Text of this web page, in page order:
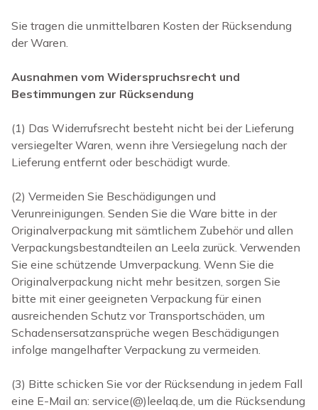
Sie tragen die unmittelbaren Kosten der Rücksendung
der Waren.
Ausnahmen vom Widerspruchsrecht und
Bestimmungen zur Rücksendung
(1) Das Widerrufsrecht besteht nicht bei der Lieferung
versiegelter Waren, wenn ihre Versiegelung nach der
Lieferung entfernt oder beschädigt wurde.
(2) Vermeiden Sie Beschädigungen und
Verunreinigungen. Senden Sie die Ware bitte in der
Originalverpackung mit sämtlichem Zubehör und allen
Verpackungsbestandteilen an Leela zurück. Verwenden
Sie eine schützende Umverpackung. Wenn Sie die
Originalverpackung nicht mehr besitzen, sorgen Sie
bitte mit einer geeigneten Verpackung für einen
ausreichenden Schutz vor Transportschäden, um
Schadensersatzansprüche wegen Beschädigungen
infolge mangelhafter Verpackung zu vermeiden.
(3) Bitte schicken Sie vor der Rücksendung in jedem Fall
eine E-Mail an: service(@)leelaq.de, um die Rücksendung